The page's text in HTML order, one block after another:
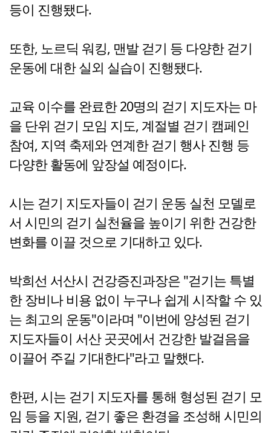
등이 진행됐다.
또한, 노르딕 워킹, 맨발 걷기 등 다양한 걷기
운동에 대한 실외 실습이 진행됐다.
교육 이수를 완료한 20명의 걷기 지도자는 마
을 단위 걷기 모임 지도, 계절별 걷기 캠페인
참여, 지역 축제와 연계한 걷기 행사 진행 등
다양한 활동에 앞장설 예정이다.
시는 걷기 지도자들이 걷기 운동 실천 모델로
서 시민의 걷기 실천율을 높이기 위한 건강한
변화를 이끌 것으로 기대하고 있다.
박희선 서산시 건강증진과장은 "걷기는 특별
한 장비나 비용 없이 누구나 쉽게 시작할 수 있
는 최고의 운동"이라며 "이번에 양성된 걷기
지도자들이 서산 곳곳에서 건강한 발걸음을
이끌어 주길 기대한다"라고 말했다.
한편, 시는 걷기 지도자를 통해 형성된 걷기 모
임 등을 지원, 걷기 좋은 환경을 조성해 시민의